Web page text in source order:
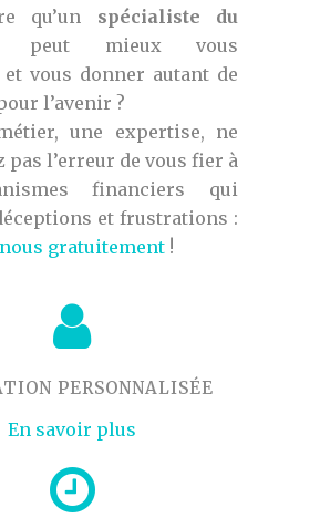
qu’un spécialiste du
peut mieux vous
vous donner autant de
l’avenir ?
une expertise, ne
pas l’erreur de vous fier à
financiers qui
et frustrations :
gratuitement !
PERSONNALISÉE
En savoir plus